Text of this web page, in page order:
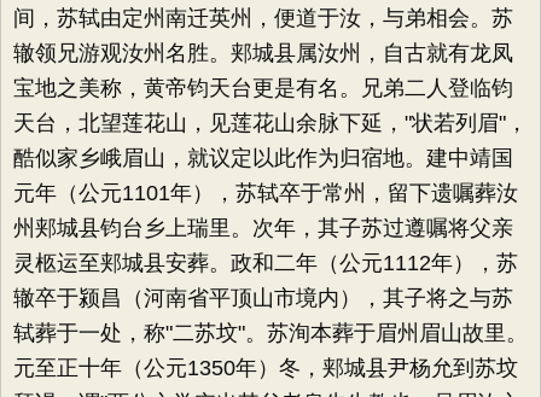
间，苏轼由定州南迁英州，便道于汝，与弟相会。苏
辙领兄游观汝州名胜。郏城县属汝州，自古就有龙凤
宝地之美称，黄帝钧天台更是有名。兄弟二人登临钧
天台，北望莲花山，见莲花山余脉下延，"状若列眉"，
酷似家乡峨眉山，就议定以此作为归宿地。建中靖国
元年（公元1101年），苏轼卒于常州，留下遗嘱葬汝
州郏城县钧台乡上瑞里。次年，其子苏过遵嘱将父亲
灵柩运至郏城县安葬。政和二年（公元1112年），苏
辙卒于颍昌（河南省平顶山市境内），其子将之与苏
轼葬于一处，称"二苏坟"。苏洵本葬于眉州眉山故里。
元至正十年（公元1350年）冬，郏城县尹杨允到苏坟